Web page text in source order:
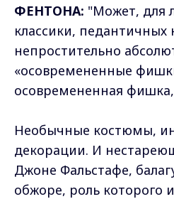
ФЕНТОНА: "Может, для
классики, педантичных
непростительно
«осовремененные
осовремененная
Необычные костюмы,
декорации. И
Джоне Фальстафе,
обжоре, роль которого